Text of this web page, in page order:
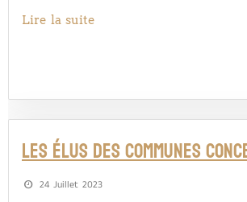
Lire la suite
LES ÉLUS DES COMMUNES
24 Juillet 2023